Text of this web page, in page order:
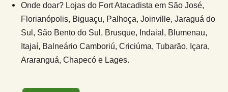
Onde doar? Lojas do Fort Atacadista em São José,
Florianópolis, Biguaçu, Palhoça, Joinville, Jaraguá do
Sul, São Bento do Sul, Brusque, Indaial, Blumenau,
Itajaí, Balneário Camboriú, Criciúma, Tubarão, Içara,
Araranguá, Chapecó e Lages.